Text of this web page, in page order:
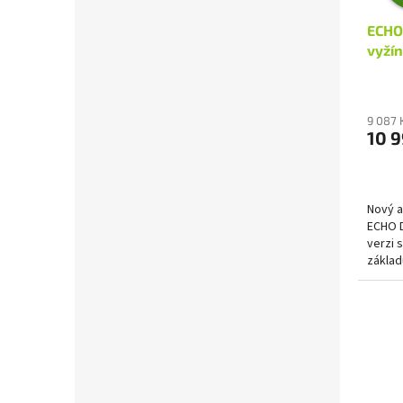
9 087
10
Nový
verzi